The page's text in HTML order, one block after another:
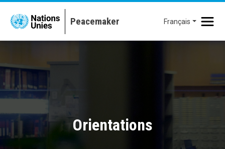
Aller au contenu principal
Français
Orientations